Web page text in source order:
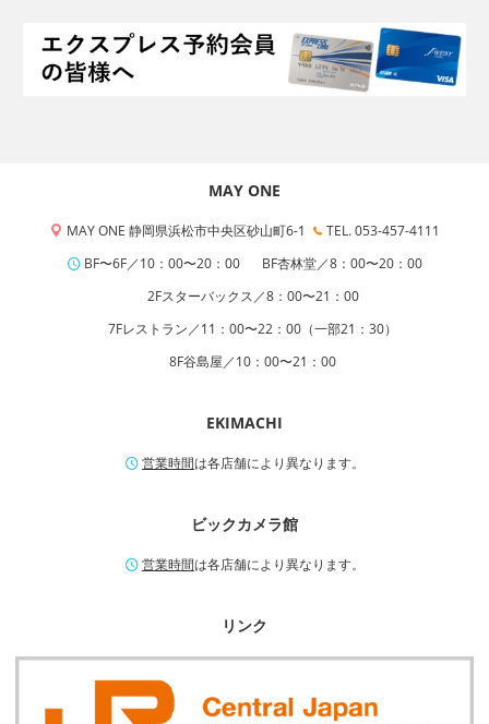
MAY ONE
MAY ONE 静岡県浜松市中央区砂山町6-1
TEL. 053-457-4111
BF〜6F／10：00〜20：00
BF杏林堂／8：00〜20：00
2Fスターバックス／8：00〜21：00
7Fレストラン／11：00〜22：00（一部21：30）
8F谷島屋／10：00〜21：00
EKIMACHI
営業時間は各店舗により異なります。
ビックカメラ館
営業時間は各店舗により異なります。
リンク